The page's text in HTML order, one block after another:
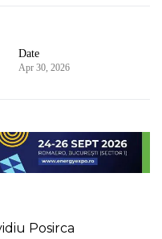
Date
Apr 30, 2026
Posirca